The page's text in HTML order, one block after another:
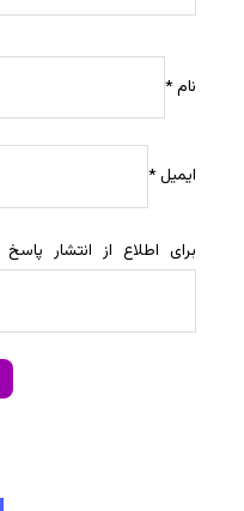
نام*
ایمیل*
برای اطلاع از انتشار